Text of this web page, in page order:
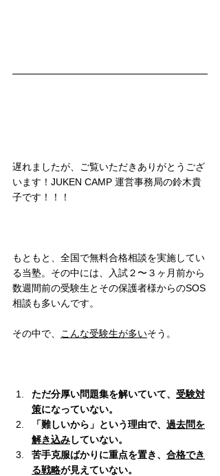
遅れましたが、ご覧いただきありがとうござ
います！JUKEN CAMP 運営事務局の鈴木貴
子です！！！
もともと、全国で無料合格相談を実施してい
る当塾。その中には、入試２〜３ヶ月前から
数週間前の受験生とその保護者様からのSOS
相談も多いんです。
その中で、 こんな受験生が多いそう。
ただ分厚い問題集を解いていて、 受験対
策になっていない。
「難しいから」という理由で、 過去問を
解き込みしていない。
苦手克服ばかりに重点を置き、 合格でき
る戦略が見えていない。